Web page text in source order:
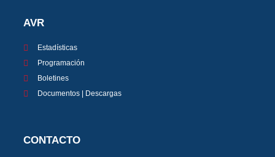
AVR
Estadísticas
Programación
Boletines
Documentos | Descargas
CONTACTO